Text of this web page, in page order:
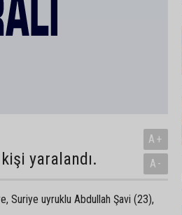
yaralandı.
A+
A-
Suriye uyruklu Abdullah Şavi (23),